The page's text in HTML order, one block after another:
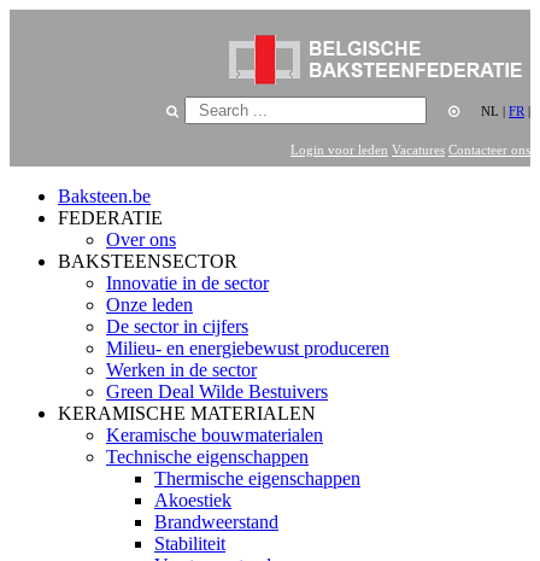
NL | FR |
Login voor leden Vacatures Contacteer ons
Baksteen.be
FEDERATIE
Over ons
BAKSTEENSECTOR
Innovatie in de sector
Onze leden
De sector in cijfers
Milieu- en energiebewust produceren
Werken in de sector
Green Deal Wilde Bestuivers
KERAMISCHE MATERIALEN
Keramische bouwmaterialen
Technische eigenschappen
Thermische eigenschappen
Akoestiek
Brandweerstand
Stabiliteit